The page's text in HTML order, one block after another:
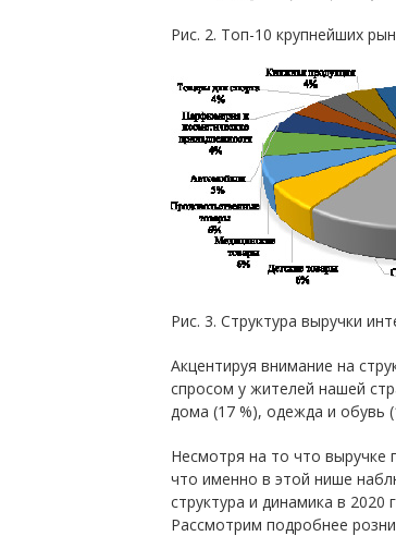
Рис. 2. Топ-10 крупнейших
Рис. 3. Структура выручки
Акцентируя внимание на
спросом у жителей нашей
дома (17 %), одежда и обувь
Несмотря на то что выручке
что именно в этой нише
структура и динамика в
Рассмотрим подробнее